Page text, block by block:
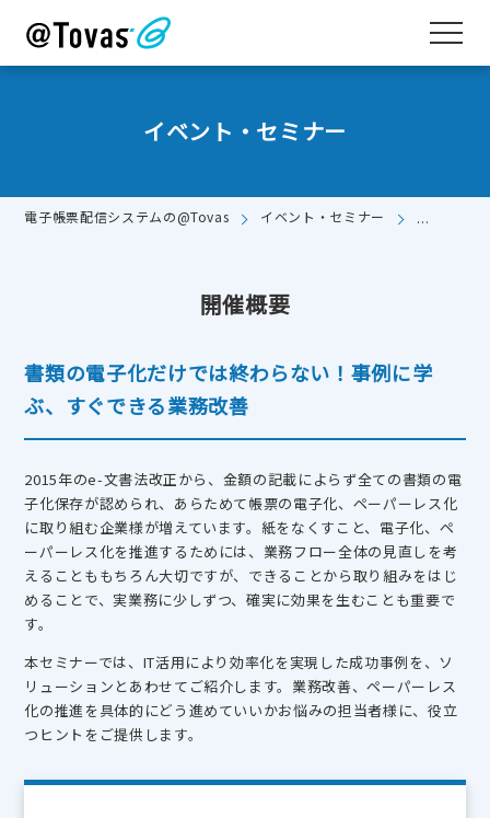
イベント・セミナー
電子帳票配信システムの@Tovas イベント・セミナー
開催概要
書類の電子化だけでは終わらない！事例に学
ぶ、すぐできる業務改善
2015年のe-文書法改正から、金額の記載によらず全ての書類の電
子化保存が認められ、あらためて帳票の電子化、ペーパーレス化
に取り組む企業様が増えています。紙をなくすこと、電子化、ペ
ーパーレス化を推進するためには、業務フロー全体の見直しを考
えることももちろん大切ですが、できることから取り組みをはじ
めることで、実業務に少しずつ、確実に効果を生むことも重要で
す。
本セミナーでは、IT活用により効率化を実現した成功事例を、ソ
リューションとあわせてご紹介します。業務改善、ペーパーレス
化の推進を具体的にどう進めていいかお悩みの担当者様に、役立
つヒントをご提供します。